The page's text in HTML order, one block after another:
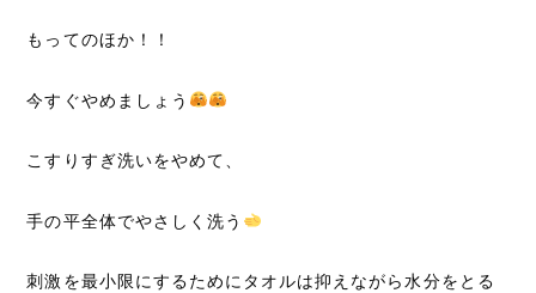
もってのほか！！
今すぐやめましょう
こすりすぎ洗いをやめて、
手の平全体でやさしく洗う
刺激を最小限にするためにタオルは抑えながら水分をとる